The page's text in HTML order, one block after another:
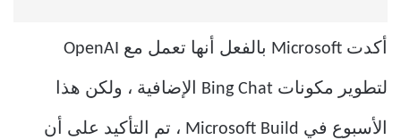
أكدت Microsoft بالفعل أنها تعمل مع OpenAI
لتطوير مكونات Bing Chat الإضافية ، ولكن هذا
الأسبوع في Microsoft Build ، تم التأكيد على أن